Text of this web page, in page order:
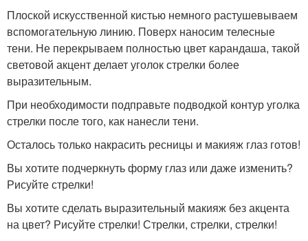
Плоской искусственной кистью немного растушевываем
вспомогательную линию. Поверх наносим телесные
тени. Не перекрываем полностью цвет карандаша, такой
световой акцент делает уголок стрелки более
выразительным.
При необходимости подправьте подводкой контур уголка
стрелки после того, как нанесли тени.
Осталось только накрасить ресницы и макияж глаз готов!
Вы хотите подчеркнуть форму глаз или даже изменить?
Рисуйте стрелки!
Вы хотите сделать выразительный макияж без акцента
на цвет? Рисуйте стрелки! Стрелки, стрелки, стрелки!